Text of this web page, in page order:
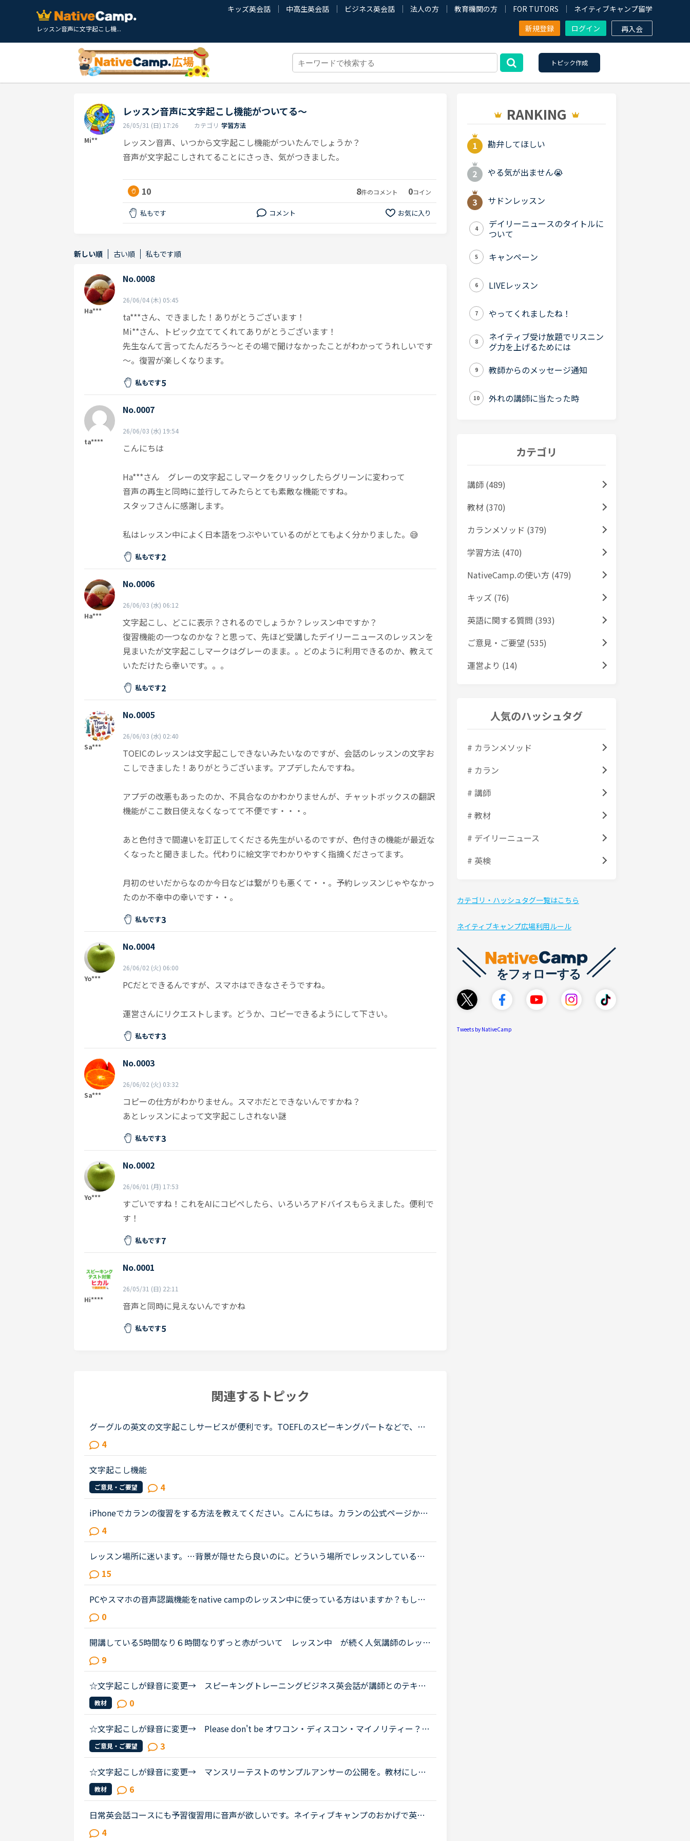
レッスン音声に文字起こし機...
キッズ英会話 中高生英会話 ビジネス英会話 法人の方 教育機関の方 FOR TUTORS
ネイティブキャンプ留学
新規登録
ログイン 再入会
トピック作成
Mi**
レッスン音声に文字起こし機能がついてる〜
26/05/31 (日) 17:26 カテゴリ 学習方法
レッスン音声、いつから文字起こし機能がついたんでしょうか？
音声が文字起こしされてることにさっき、気がつきました。
10 8件のコメント 0コイン
私もです コメント お気に入り
新しい順 古い順 私もです順
Ha***
No.0008
26/06/04 (木) 05:45
ta***さん、できました！ありがとうございます！
Mi**さん、トピック立ててくれてありがとうございます！
先生なんて言ってたんだろう～とその場で聞けなかったことがわかってうれしいです
～。復習が楽しくなります。
私もです5
ta****
No.0007
26/06/03 (水) 19:54
こんにちは
Ha***さん グレーの文字起こしマークをクリックしたらグリーンに変わって
音声の再生と同時に並行してみたらとても素敵な機能ですね。
スタッフさんに感謝します。
私はレッスン中によく日本語をつぶやいているのがとてもよく分かりました。😅
私もです2
Ha***
No.0006
26/06/03 (水) 06:12
文字起こし、どこに表示？されるのでしょうか？レッスン中ですか？
復習機能の一つなのかな？と思って、先ほど受講したデイリーニュースのレッスンを
見まいたが文字起こしマークはグレーのまま。。どのように利用できるのか、教えて
いただけたら幸いです。。。
私もです2
Sa***
No.0005
26/06/03 (水) 02:40
TOEICのレッスンは文字起こしできないみたいなのですが、会話のレッスンの文字お
こしできました！ありがとうございます。アプデしたんですね。
アプデの改悪もあったのか、不具合なのかわかりませんが、チャットボックスの翻訳
機能がここ数日使えなくなってて不便です・・・。
あと色付きで間違いを訂正してくださる先生がいるのですが、色付きの機能が最近な
くなったと聞きました。代わりに絵文字でわかりやすく指摘くださってます。
月初のせいだからなのか今日などは繋がりも悪くて・・。予約レッスンじゃやなかっ
たのか不幸中の幸いです・・。
私もです3
Yo***
No.0004
26/06/02 (火) 06:00
PCだとできるんですが、スマホはできなさそうですね。
運営さんにリクエストします。どうか、コピーできるようにして下さい。
私もです3
Sa***
No.0003
26/06/02 (火) 03:32
コピーの仕方がわかりません。スマホだとできないんですかね？
あとレッスンによって文字起こしされない謎
私もです3
Yo***
No.0002
26/06/01 (月) 17:53
すごいですね！これをAIにコピペしたら、いろいろアドバイスもらえました。便利で
す！
私もです7
Hi****
No.0001
26/05/31 (日) 22:11
音声と同時に見えないんですかね
私もです5
関連するトピック
グーグルの英文の文字起こしサービスが便利です。TOEFLのスピーキングパートなどで、自
分が話したワード数が気になると思いますが、録音したものを書き起こすのはけっこう大変
です。 ご存知の方もいらっしゃると...
4
文字起こし機能
ご意見・ご要望 4
iPhoneでカランの復習をする方法を教えてください。こんにちは。カランの公式ページから
音源を入手してみました。これをiPhoneで聴きたいと思い、「レペテ」と「cut &amp; loo
p」をダウンロードしてみましたが、...
4
レッスン場所に迷います。…背景が隠せたら良いのに。どういう場所でレッスンしている
か、とかカメラをオンにしているか、というトピが上がっていましたね。私はもっぱらPCで
レッスンを受けているので、好きな時に...
15
PCやスマホの音声認識機能をnative campのレッスン中に使っている方はいますか？もし、
いたら、どのように使ったりしているか聞かせて頂けたら嬉しいです。私は現在、ネイティ
ブキャンプを初めて、今までに240時...
0
開講している5時間なり６時間なりずっと赤がついて レッスン中 が続く人気講師のレッス
ンを予約なしで取る秘訣があったらどなたか教えてください。何人かいますが私が見る限り
午前中のCarla講師とか夜間のFeb講...
9
☆文字起こしが録音に変更→ スピーキングトレーニングビジネス英会話が講師とのテキス
トにならずにかれこれ２年？
教材 0
☆文字起こしが録音に変更→ Please don't be オワコン・ディスコン・マイノリティー？
オンライン英会話における自習用アプリ スピーキングトレーニングPart2を3分割して、ト
レーニング番号を明記頂けないでし...
ご意見・ご要望 3
☆文字起こしが録音に変更→ マンスリーテストのサンプルアンサーの公開を。教材にして
復習、振り返り。
教材 6
日常英会話コースにも予習復習用に音声が欲しいです。ネイティブキャンプのおかげで英語
に触れる機会ができ本当にうれしく思っています。楽しくレッスンをさせていただいていま
4
RANKING
勘弁してほしい
やる気が出ません😭
サドンレッスン
4
デイリーニュースのタイトルに
ついて
5 キャンペーン
6 LIVEレッスン
7 やってくれましたね！
8
ネイティブ受け放題でリスニン
グ力を上げるためには
9 教師からのメッセージ通知
10 外れの講師に当たった時
カテゴリ
講師 (489)
教材 (370)
カランメソッド (379)
学習方法 (470)
NativeCamp.の使い方 (479)
キッズ (76)
英語に関する質問 (393)
ご意見・ご要望 (535)
運営より (14)
人気のハッシュタグ
# カランメソッド
# カラン
# 講師
# 教材
# デイリーニュース
# 英検
カテゴリ・ハッシュタグ一覧はこちら
ネイティブキャンプ広場利用ルール
Tweets by NativeCamp